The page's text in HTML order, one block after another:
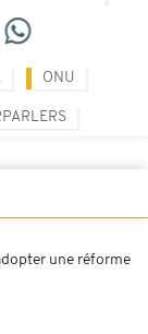
ONU
une réforme